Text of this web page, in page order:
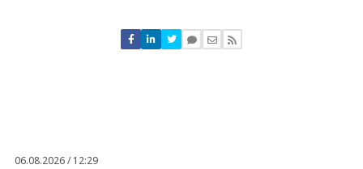
Nie znaleziono komentarzy
Zostaw swoje komentarze
06.08.2026 / 12:29